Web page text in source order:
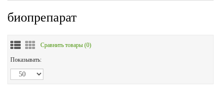
биопрепарат
Сравнить товары (0)
Показывать: